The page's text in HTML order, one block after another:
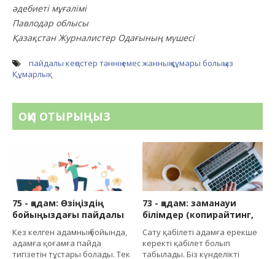
әдебиеті мұғалімі
Павлодар облысы
Қазақстан Журналистер Одағының мүшесі
пайдалы кеңестер тәннің емесжанның құмары болыңыз
Құмарлық
ОҚИ ОТЫРЫҢЫЗ
75 - қадам: Өзіңіздің
бойыңыздағы пайдалы
Кез келген адамның бойында,
адамға қоғамға пайда
тигізетін тұстары болады. Тек
73 - қадам: заманауи
білімдер (копирайтинг,
Сату қабілеті адамға ерекше
керекті қабілет болып
табылады. Біз күнделікті